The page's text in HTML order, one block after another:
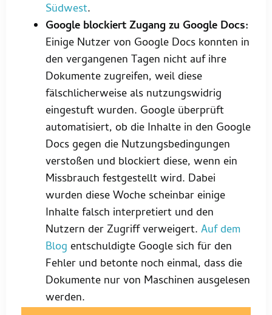
Südwest.
Google blockiert Zugang zu Google Docs:
Einige Nutzer von Google Docs konnten in
den vergangenen Tagen nicht auf ihre
Dokumente zugreifen, weil diese
fälschlicherweise als nutzungswidrig
eingestuft wurden. Google überprüft
automatisiert, ob die Inhalte in den Google
Docs gegen die Nutzungsbedingungen
verstoßen und blockiert diese, wenn ein
Missbrauch festgestellt wird. Dabei
wurden diese Woche scheinbar einige
Inhalte falsch interpretiert und den
Nutzern der Zugriff verweigert. Auf dem
Blog entschuldigte Google sich für den
Fehler und betonte noch einmal, dass die
Dokumente nur von Maschinen ausgelesen
werden.